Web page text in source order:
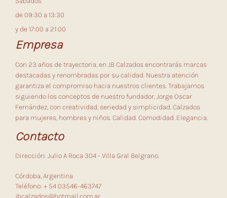
de 09:30 a 13:30
y de 17:00 a 21:00
Empresa
Con 23 años de trayectoria, en JB Calzados encontrarás marcas
destacadas y renombradas por su calidad. Nuestra atención
garantiza el compromiso hacia nuestros clientes. Trabajamos
siguiendo los conceptos de nuestro fundador, Jorge Oscar
Fernández, con creatividad, seriedad y simplicidad. Calzados
para mujeres, hombres y niños. Calidad. Comodidad. Elegancia.
Contacto
Dirección: Julio A Roca 304 - Villa Gral Belgrano.
Córdoba, Argentina
Teléfono: + 54 03546-463747
jbcalzados@hotmail.com.ar